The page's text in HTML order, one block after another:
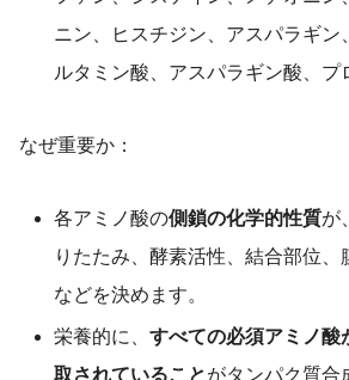
ニン、ヒスチジン、アスパラギン
ルタミン酸、アスパラギン酸、プ
なぜ重要か：
各アミノ酸の側鎖の化学的性質が
りたたみ、酵素活性、結合部位、
などを決めます。
栄養的に、すべての必須アミノ酸
取されていることがタンパク質合